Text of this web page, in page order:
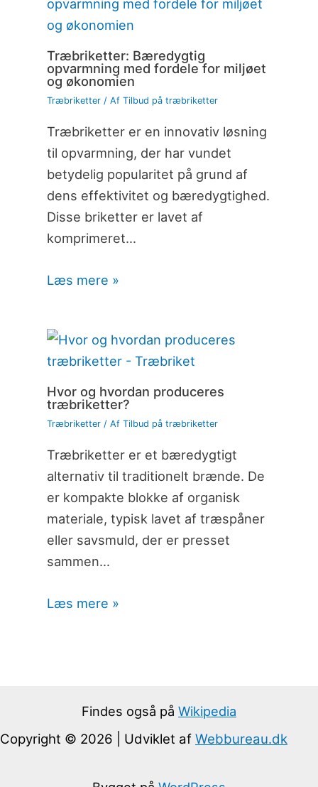
Træbriketter: Bæredygtig
opvarmning med fordele for miljøet
og økonomien
Træbriketter/ Af Tilbud på træbriketter
Træbriketter er en innovativ løsning
til opvarmning, der har vundet
betydelig popularitet på grund af
dens effektivitet og bæredygtighed.
Disse briketter er lavet af
komprimeret…
Læs mere »
Hvor og hvordan produceres
træbriketter?
Træbriketter/ Af Tilbud på træbriketter
Træbriketter er et bæredygtigt
alternativ til traditionelt brænde. De
er kompakte blokke af organisk
materiale, typisk lavet af træspåner
eller savsmuld, der er presset
sammen…
Læs mere »
Findes også på Wikipedia
Copyright © 2026 | Udviklet af Webbureau.dk